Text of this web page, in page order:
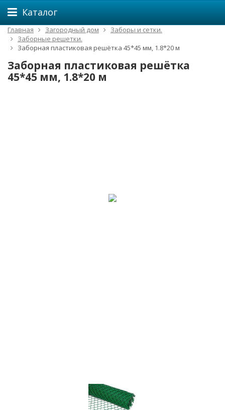
Каталог
Главная Загородный дом
Заборы и сетки.
Заборные решетки.
Заборная пластиковая решётка 45*45 мм, 1.8*20 м
Заборная пластиковая решётка
45*45 мм, 1.8*20 м